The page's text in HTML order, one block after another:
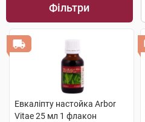
Фільтри
Евкаліпту настойка Arbor
Vitae 25 мл 1 флакон